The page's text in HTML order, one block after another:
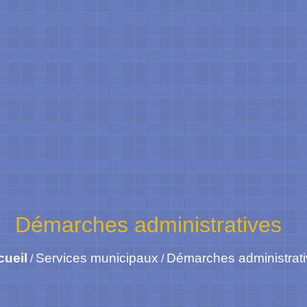
Démarches administratives
/ Services municipaux / Démarches